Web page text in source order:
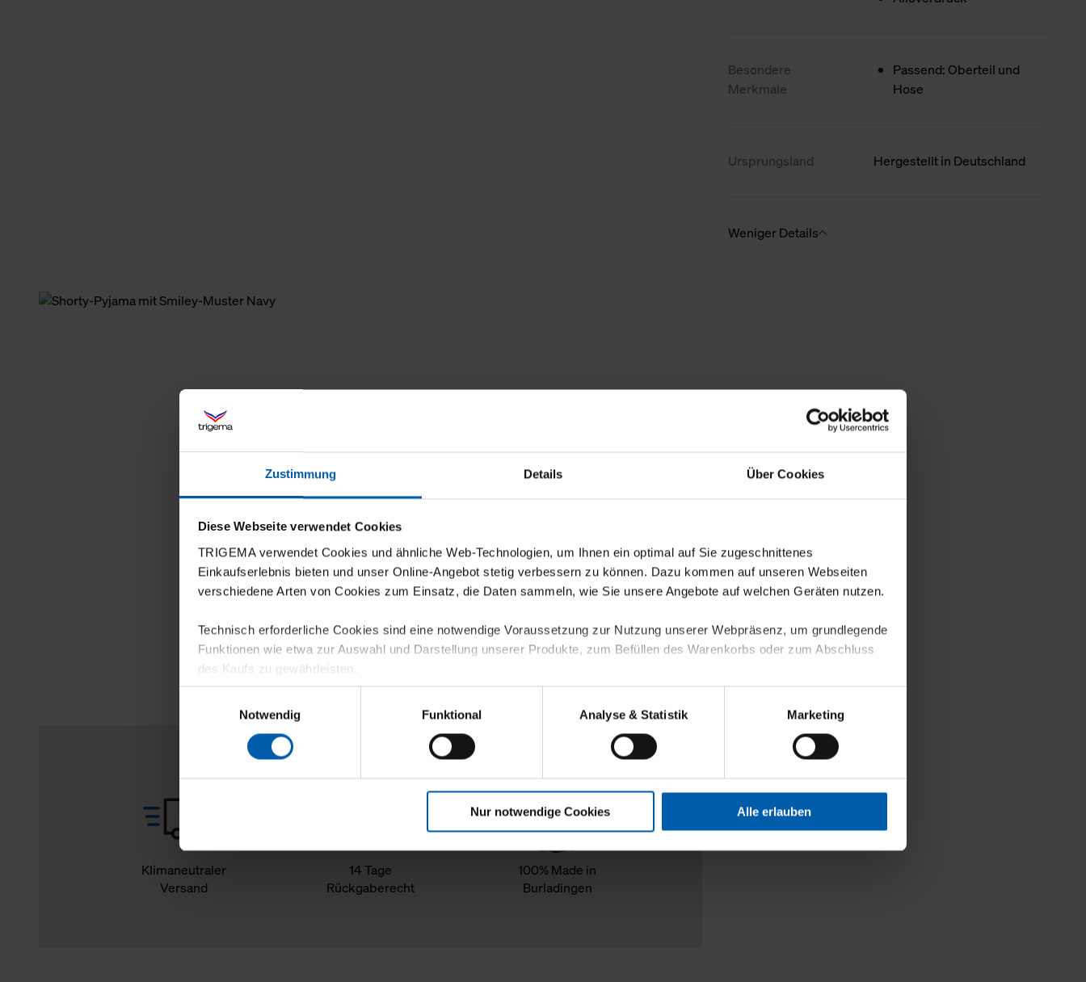
Zustimmung Details Über Cookies
Diese Webseite verwendet Cookies
TRIGEMA verwendet Cookies und ähnliche Web-Technologien, um Ihnen ein optimal auf Sie zugeschnittenes
Einkaufserlebnis bieten und unser Online-Angebot stetig verbessern zu können. Dazu kommen auf unseren Webseiten
verschiedene Arten von Cookies zum Einsatz, die Daten sammeln, wie Sie unsere Angebote auf welchen Geräten nutzen.
Technisch erforderliche Cookies sind eine notwendige Voraussetzung zur Nutzung unserer Webpräsenz, um grundlegende
Funktionen wie etwa zur Auswahl und Darstellung unserer Produkte, zum Befüllen des Warenkorbs oder zum Abschluss
des Kaufs zu gewährleisten.
Für die Darstellung personalisierter Angebote, Anzeigen und Inhalte aufgrund Ihres Nutzerverhaltens und Ihres Profils
sowie für Marketing-, Statistik- und Tracking-Zwecke zur Analyse und Optimierung unserer Webpräsenz speichern wir
personenbezogene Informationen. Diese übermitteln wir in anonymisierter Form an Dritte wie etwa unsere
Klicken Sie auf "Alle erlauben", damit wir alle Cookies und Web-Technologien für Ihr personalisiertes Einkaufserlebnis
verwenden dürfen. Über die jeweiligen Schaltflächen können Sie die Arten der Cookies selbst festlegen, die Sie erlauben
Notwendig
Funktional Analyse & Statistik Marketing
Nur notwendige Cookies Alle erlauben
Klimaneutraler
Versand
14 Tage
Rückgaberecht
100% Made in
Burladingen
Besondere
Merkmale
Passend: Oberteil und
Hose
Ursprungsland Hergestellt in Deutschland
Weniger Details